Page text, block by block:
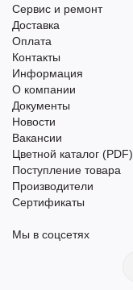
Сервис и ремонт
Доставка
Оплата
Контакты
Информация
О компании
Документы
Новости
Вакансии
Цветной каталог (PDF)
Поступление товара
Производители
Сертификаты
Мы в соцсетях